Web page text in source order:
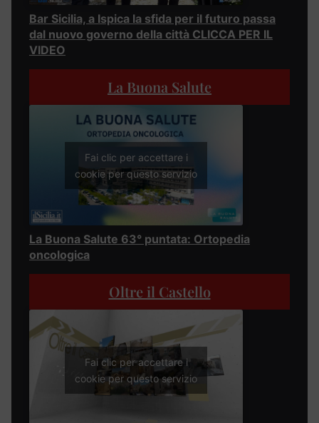
Bar Sicilia, a Ispica la sfida per il futuro passa
dal nuovo governo della città CLICCA PER IL
VIDEO
La Buona Salute
Fai clic per accettare i
cookie per questo servizio
La Buona Salute 63° puntata: Ortopedia
oncologica
Oltre il Castello
Fai clic per accettare i
cookie per questo servizio